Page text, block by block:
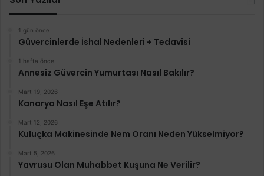
1 gün önce
Güvercinlerde İshal Nedenleri + Tedavisi
1 hafta önce
Annesiz Güvercin Yumurtası Nasıl Bakılır?
Mart 19, 2026
Kanarya Nasıl Eşe Atılır?
Mart 12, 2026
Kuluçka Makinesinde Nem Oranı Neden Yükselmiyor?
Mart 5, 2026
Yavrusu Olan Muhabbet Kuşuna Ne Verilir?